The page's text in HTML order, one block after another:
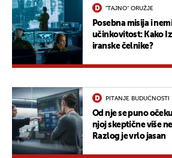
"TAJNO" ORUŽJE
Posebna misija i
učinkovitost: Kako
iranske čelnike?
PITANJE BUDUĆNOSTI
Od nje se puno
njoj skeptične više
Razlog je vrlo jasan